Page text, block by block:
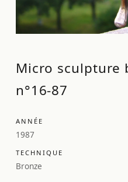
Micro sculpture
n°16-87
ANNÉE
1987
TECHNIQUE
Bronze